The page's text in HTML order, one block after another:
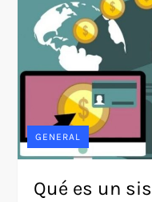
GENERAL
Qué es un